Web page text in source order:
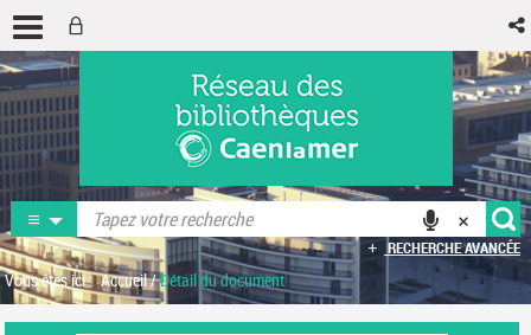
RECHERCHE AVANCÉE
Vous êtes ici : Accueil/Détail du document